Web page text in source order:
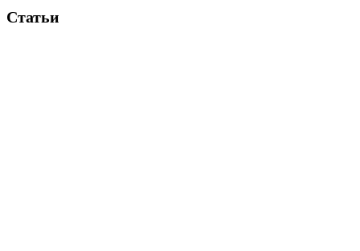
Статьи